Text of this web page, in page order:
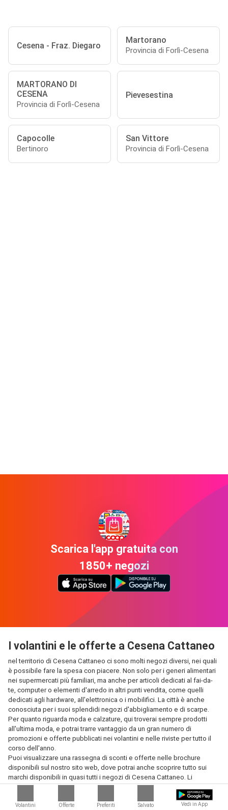
Volantini Offerte Preferiti Salvato Vedi in App
Cesena - Fraz. Diegaro
Martorano
Provincia di Forlì-Cesena
MARTORANO DI
CESENA
Provincia di Forlì-Cesena
Pievesestina
Capocolle
Bertinoro
San Vittore
Provincia di Forlì-Cesena
Scarica l'app gratuita con
1850+ negozi
I volantini e le offerte a Cesena Cattaneo
nel territorio di Cesena Cattaneo ci sono molti negozi diversi, nei quali
è possibile fare la spesa con piacere. Non solo per i generi alimentari
nei supermercati più familiari, ma anche per articoli dedicati al fai-da-
te, computer o elementi d'arredo in altri punti vendita, come quelli
dedicati agli hardware, all'elettronica o i mobilifici. La città è anche
conosciuta per i suoi splendidi negozi d'abbigliamento e di scarpe.
Per quanto riguarda moda e calzature, qui troverai sempre prodotti
all'ultima moda, e potrai trarre vantaggio da un gran numero di
promozioni e offerte pubblicati nei volantini e nelle riviste per tutto il
corso dell'anno.
Puoi visualizzare una rassegna di sconti e offerte nelle brochure
disponibili sul nostro sito web, dove potrai anche scoprire tutto sui
marchi disponibili in quasi tutti i negozi di Cesena Cattaneo. Li
abbiamo raccolti in categorie separate, così potrai trovarli e
paragonarli con maggior facilità. In questo modo potrai fare la lista
della spesa a casa o in ufficio, prima di andare a comprare quel che ti